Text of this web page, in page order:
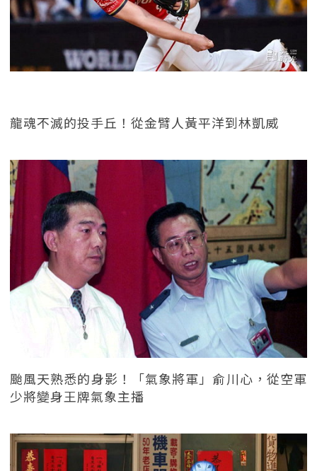
龍魂不滅的投手丘！從金臂人黃平洋到林凱威
颱風天熟悉的身影！「氣象將軍」俞川心，從空軍
少將變身王牌氣象主播